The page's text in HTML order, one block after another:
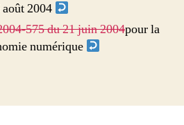
2004
575 du 21 juin 2004pour la
numérique